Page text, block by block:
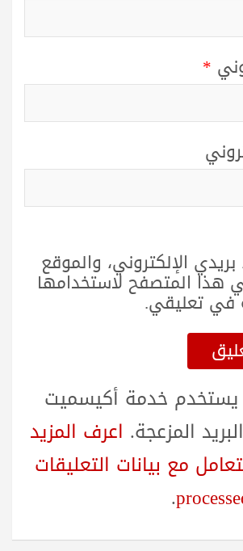
*
الإلكتروني، والموقع
هذا المتصفح لاستخدامها
في تعليقي.
يستخدم خدمة أكيسميت
المزعجة. اعرف المزيد
مع بيانات التعليقات
.